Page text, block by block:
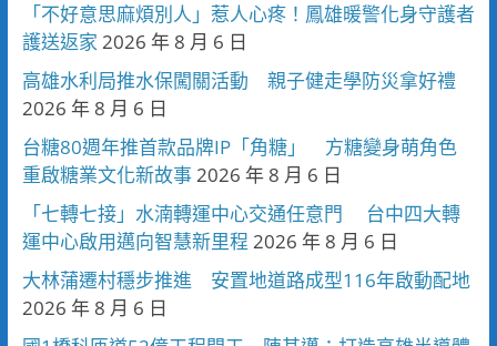
「不好意思麻煩別人」惹人心疼！鳳雄暖警化身守護者
護送返家 2026 年 8 月 6 日
高雄水利局推水保闖關活動 親子健走學防災拿好禮
2026 年 8 月 6 日
台糖80週年推首款品牌IP「角糖」 方糖變身萌角色
重啟糖業文化新故事2026 年 8 月 6 日
「七轉七接」水湳轉運中心交通任意門 台中四大轉
運中心啟用邁向智慧新里程 2026 年 8 月 6 日
大林蒲遷村穩步推進 安置地道路成型116年啟動配地
2026 年 8 月 6 日